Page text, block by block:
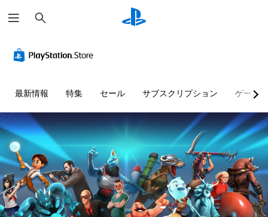
索
最新情報 特集 セール サブスクリプション ゲーム